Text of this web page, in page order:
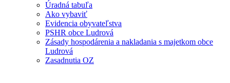
Úradná tabuľa
Ako vybaviť
Evidencia obyvateľstva
PSHR obce Ludrová
Zásady hospodárenia a nakladania s majetkom obce
Ludrová
Zasadnutia OZ